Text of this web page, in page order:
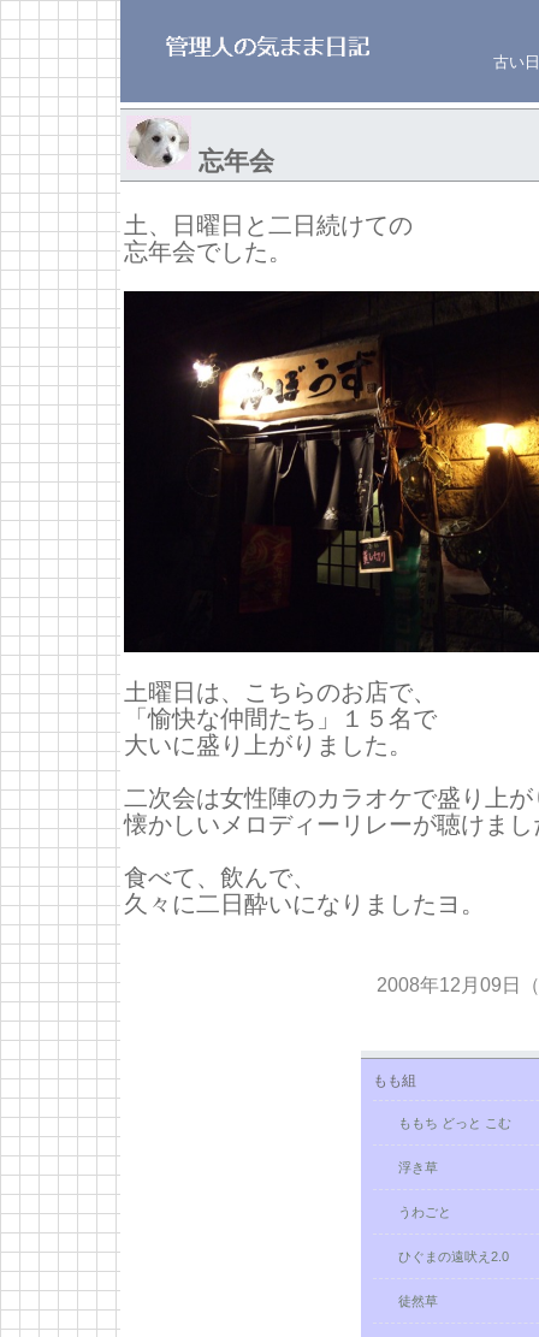
古い
忘年会
土、日曜日と二日続けての
忘年会でした。
土曜日は、こちらのお店で、
「愉快な仲間たち」１５名で
大いに盛り上がりました。
二次会は女性陣のカラオケで盛り上が
懐かしいメロディーリレーが聴けまし
食べて、飲んで、
久々に二日酔いになりましたヨ。
2008年12月09日
もも組
ももち どっと こむ
浮き草
うわごと
ひぐまの遠吠え2.0
徒然草